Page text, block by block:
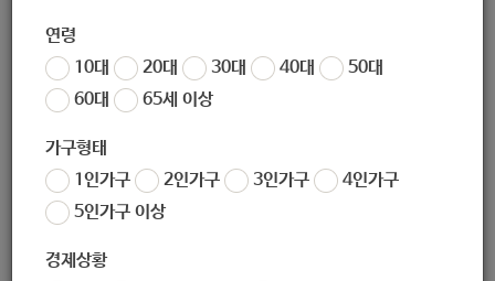
연령
10대
20대 30대 40대
50대
60대
65세 이상
가구형태
1인가구
2인가구 3인가구
4인가구
5인가구 이상
경제상황
소중한 기부금 사용방향을 시민과 함께!
사랑의열매 2020 모두 다 토론회